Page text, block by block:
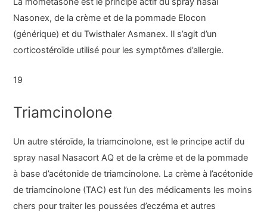
Nasonex, de la crème et de la pommade Elocon
(générique) et du Twisthaler Asmanex. Il s’agit d’un
corticostéroïde utilisé pour les symptômes d’allergie.
19
Triamcinolone
Un autre stéroïde, la triamcinolone, est le principe actif du
spray nasal Nasacort AQ et de la crème et de la pommade
à base d’acétonide de triamcinolone. La crème à l’acétonide
de triamcinolone (TAC) est l’un des médicaments les moins
chers pour traiter les poussées d’eczéma et autres